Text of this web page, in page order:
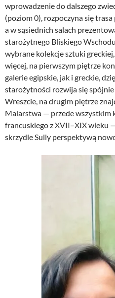
wprowadzenie do dalszego
(poziom 0), rozpoczyna się
a w sąsiednich salach
starożytnego Bliskiego
wybrane kolekcje sztuki
więcej, na pierwszym piętrze
galerie egipskie, jak i greckie,
starożytności rozwija się
Wreszcie, na drugim piętrze
Malarstwa — przede wszystkim
francuskiego z XVII–XIX wieku
skrzydle Sully perspektywą